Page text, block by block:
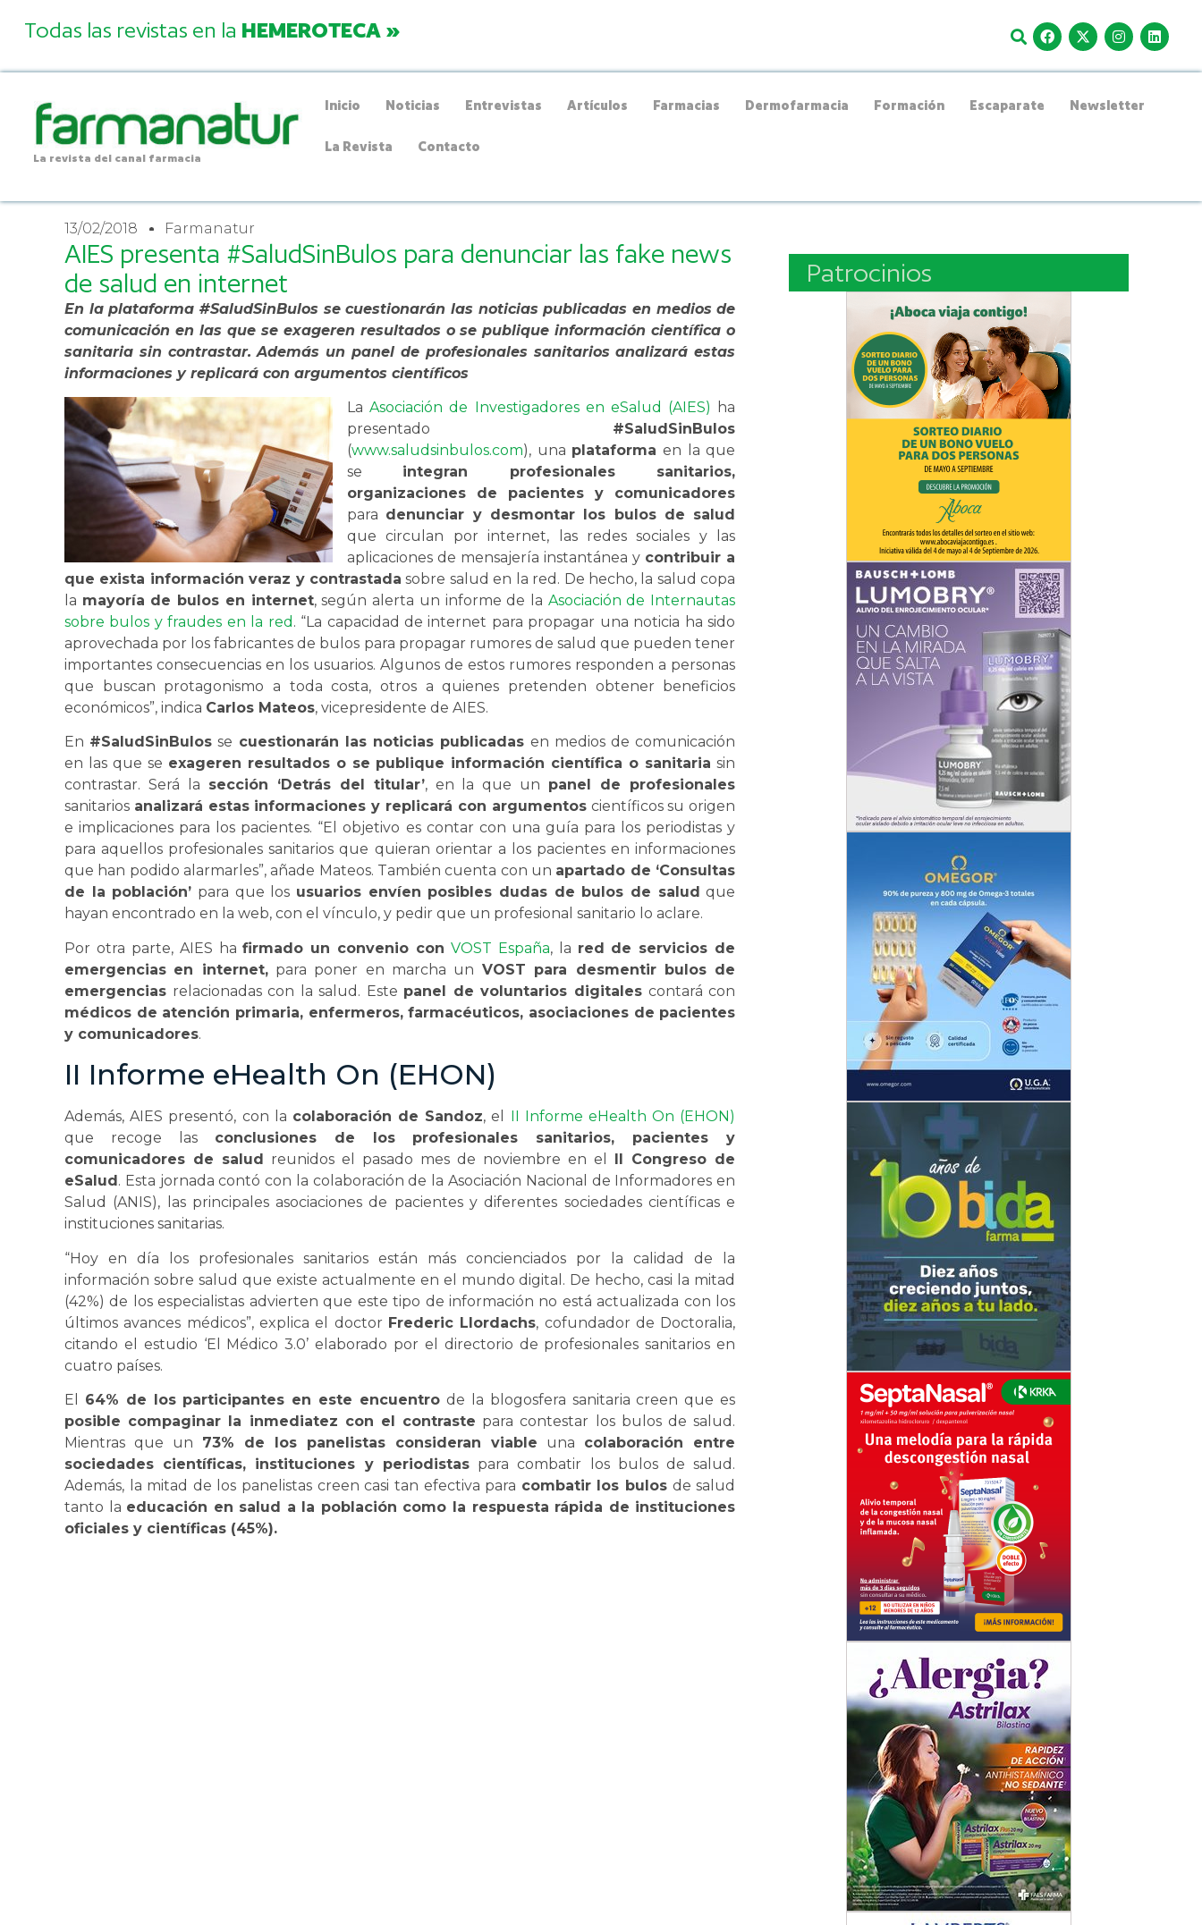
Todas las revistas en la HEMEROTECA »
La revista del canal farmacia
Inicio Noticias Entrevistas Artículos Farmacias Dermofarmacia Formación Escaparate Newsletter
La Revista Contacto
13/02/2018 Farmanatur
AIES presenta #SaludSinBulos para denunciar las fake news
de salud en internet
En la plataforma #SaludSinBulos se cuestionarán las noticias publicadas en medios de
comunicación en las que se exageren resultados o se publique información científica o
sanitaria sin contrastar. Además un panel de profesionales sanitarios analizará estas
informaciones y replicará con argumentos científicos
LaAsociación de Investigadores en eSalud (AIES)
ha
presentado #SaludSinBulos
(www.saludsinbulos.com), una plataforma en la que
se integran profesionales sanitarios,
organizaciones de pacientes y comunicadores
para denunciar y desmontar los bulos de salud
que circulan por internet, las redes sociales y las
aplicaciones de mensajería instantánea y contribuir a
que exista información veraz y contrastada sobre salud en la red. De hecho, la salud copa
la mayoría de bulos en internet, según alerta un informe de la Asociación de Internautas
sobre bulos y fraudes en la red . “La capacidad de internet para propagar una noticia ha sido
aprovechada por los fabricantes de bulos para propagar rumores de salud que pueden tener
importantes consecuencias en los usuarios. Algunos de estos rumores responden a personas
que buscan protagonismo a toda costa, otros a quienes pretenden obtener beneficios
económicos”, indica Carlos Mateos, vicepresidente de AIES.
En #SaludSinBulos se cuestionarán las noticias publicadas en medios de comunicación
en las que se exageren resultados o se publique información científica o sanitaria sin
contrastar. Será la sección ‘Detrás del titular’, en la que un panel de profesionales
sanitarios analizará estas informaciones y replicará con argumentoscientíficos su origen
e implicaciones para los pacientes. “El objetivo es contar con una guía para los periodistas y
para aquellos profesionales sanitarios que quieran orientar a los pacientes en informaciones
que han podido alarmarles”, añade Mateos. También cuenta con un apartado de ‘Consultas
de la población’ para que los usuarios envíen posibles dudas de bulos de salud que
hayan encontrado en la web, con el vínculo, y pedir que un profesional sanitario lo aclare.
Por otra parte, AIES hafirmado un convenio con VOST España, la red de servicios de
emergencias en internet,para poner en marcha un VOST para desmentir bulos de
emergencias relacionadas con la salud. Este panel de voluntarios digitales contará con
médicos de atención primaria, enfermeros, farmacéuticos, asociaciones de pacientes
y comunicadores.
II Informe eHealth On (EHON)
Además, AIES presentó, con la colaboración de Sandoz, el
II Informe eHealth On (EHON)
que recoge las conclusiones de los profesionales sanitarios, pacientes y
comunicadores de salud
reunidos el pasado mes de noviembre en el
II Congreso de
eSalud . Esta jornada contó con la colaboración de la Asociación Nacional de Informadores en
Salud (ANIS), las principales asociaciones de pacientes y diferentes sociedades científicas e
instituciones sanitarias.
“Hoy en día los profesionales sanitarios están más concienciados por la calidad de la
información sobre salud que existe actualmente en el mundo digital. De hecho, casi la mitad
(42%) de los especialistas advierten que este tipo de información no está actualizada con los
últimos avances médicos”, explica el doctor Frederic Llordachs, cofundador de Doctoralia,
citando el estudio ‘El Médico 3.0’ elaborado por el directorio de profesionales sanitarios en
cuatro países.
El 64% de los participantes en este encuentro de la blogosfera sanitaria creen que es
posible compaginar la inmediatez con el contraste para contestar los bulos de salud.
Mientras que un 73% de los panelistas consideran viable una colaboración entre
sociedades científicas, instituciones y periodistaspara combatir los bulos de salud.
Además, la mitad de los panelistas creen casi tan efectiva para combatir los bulosde salud
tanto la educación en salud a la población como la respuesta rápida de instituciones
oficiales y científicas (45%).
Patrocinios